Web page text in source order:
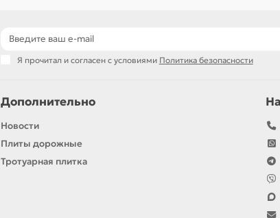
Я прочитал и согласен с условиями Политика безопасности
Дополнительно
Новости
Плиты дорожные
Тротуарная плитка